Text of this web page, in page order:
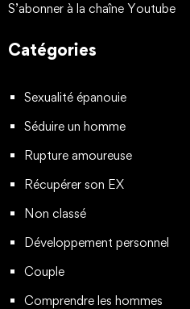
S’abonner à la chaîne Youtube
Catégories
Sexualité épanouie
Séduire un homme
Rupture amoureuse
Récupérer son EX
Non classé
Développement personnel
Couple
Comprendre les hommes